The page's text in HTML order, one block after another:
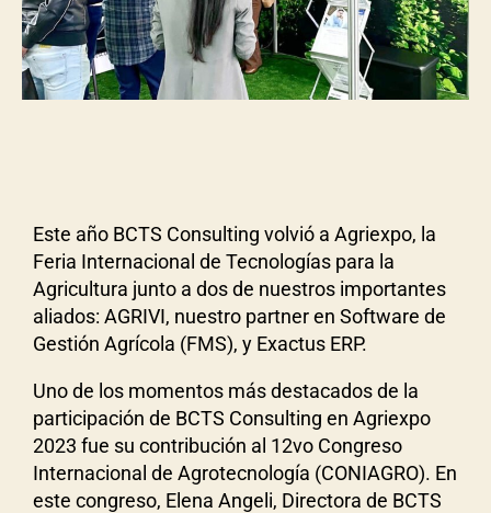
Este año BCTS Consulting volvió a Agriexpo, la
Feria Internacional de Tecnologías para la
Agricultura junto a dos de nuestros importantes
aliados: AGRIVI, nuestro partner en Software de
Gestión Agrícola (FMS), y Exactus ERP.
Uno de los momentos más destacados de la
participación de BCTS Consulting en Agriexpo
2023 fue su contribución al 12vo Congreso
Internacional de Agrotecnología (CONIAGRO). En
este congreso, Elena Angeli, Directora de BCTS